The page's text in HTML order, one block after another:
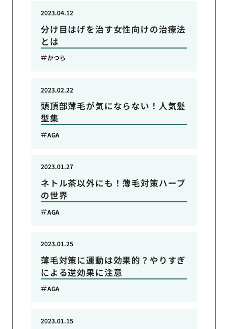
分け目はげを治す女性向けの治療法
とは
2023.04.12
かつら
頭頂部薄毛が気にならない！人気髪
型集
2023.02.22
AGA
ネトル茶以外にも！薄毛対策ハーブ
の世界
2023.01.27
AGA
薄毛対策に運動は効果的？やりすぎ
による逆効果に注意
2023.01.25
AGA
2023.01.15